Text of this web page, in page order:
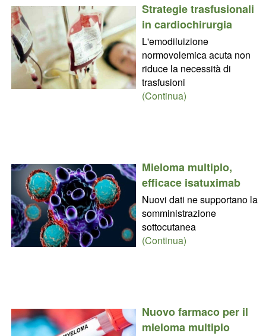
Strategie trasfusionali
in cardiochirurgia
L'emodiluizione
normovolemica acuta non
riduce la necessità di
trasfusioni
(Continua)
Mieloma multiplo,
efficace isatuximab
Nuovi dati ne supportano la
somministrazione
sottocutanea
(Continua)
Nuovo farmaco per il
mieloma multiplo